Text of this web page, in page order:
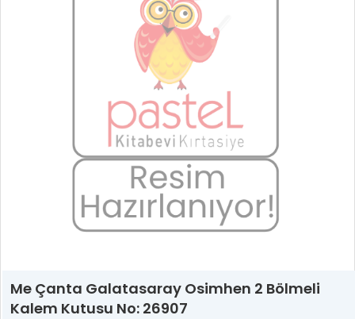
Me Çanta Galatasaray Osimhen 2 Bölmeli
Kalem Kutusu No: 26907